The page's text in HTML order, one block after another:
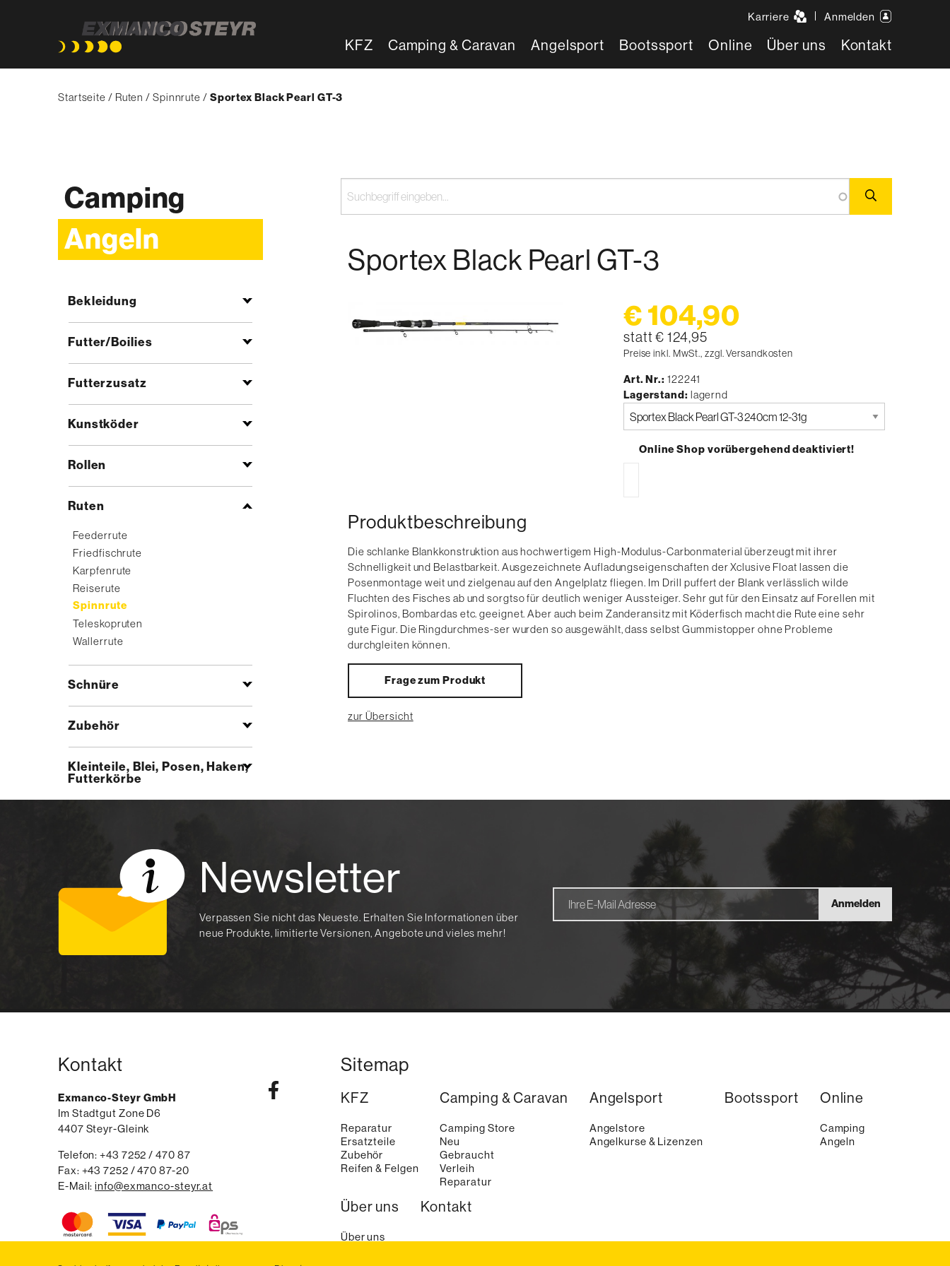
Karriere Anmelden
KFZ Camping & Caravan Angelsport Bootssport Online Über uns Kontakt
Startseite
Ruten Spinnrute {'Current'|t}:
Sportex Black Pearl GT-3
Sportex Black Pearl GT-3
€ 104,90
statt € 124,95
Preise inkl. MwSt., zzgl. Versandkosten
Art. Nr. 122241
Lagerstand lagernd
Bitte
auswählen
Online Shop vorübergehend deaktiviert!
Produktbeschreibung
Die schlanke Blankkonstruktion aus hochwertigem High-Modulus-Carbonmaterial überzeugt mit ihrer
Schnelligkeit und Belastbarkeit. Ausgezeichnete Aufladungseigenschaften der Xclusive Float lassen die
Posenmontage weit und zielgenau auf den Angelplatz fliegen. Im Drill puffert der Blank verlässlich wilde
Fluchten des Fisches ab und sorgtso für deutlich weniger Aussteiger. Sehr gut für den Einsatz auf Forellen mit
Spirolinos, Bombardas etc. geeignet. Aber auch beim Zanderansitz mit Köderfisch macht die Rute eine sehr
gute Figur. Die Ringdurchmes-ser wurden so ausgewählt, dass selbst Gummistopper ohne Probleme
durchgleiten können.
Frage zum Produkt
zur Übersicht
Camping
Angeln
Bekleidung
Futter/Boilies
Futterzusatz
Kunstköder
Rollen
Ruten
Feederrute
Friedfischrute
Karpfenrute
Reiserute
Spinnrute
Teleskopruten
Wallerrute
Schnüre
Zubehör
Kleinteile, Blei, Posen, Haken,
Futterkörbe
Newsletter
Verpassen Sie nicht das Neueste. Erhalten Sie Informationen über
neue Produkte, limitierte Versionen, Angebote und vieles mehr!
Anmelden
Kontakt
Exmanco-Steyr GmbH
Im Stadtgut Zone D6
4407 Steyr-Gleink
Telefon: voice
+43 7252 / 470 87
Fax: fax
+43 7252 / 470 87-20
E-Mail: email
info@exmanco-steyr.at
Sitemap
KFZ
Reparatur
Ersatzteile
Zubehör
Reifen & Felgen
Camping & Caravan
Camping Store
Neu
Gebraucht
Verleih
Reparatur
Angelsport
Angelstore
Angelkurse & Lizenzen
Bootssport Online
Camping
Angeln
Über uns
Über uns
Kontakt